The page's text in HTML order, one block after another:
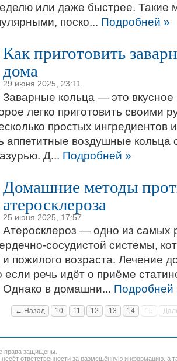
или даже быстрее. Такие
поско... Подробней »
Как приготовить
дома
29 июня 2025, 23:11
Заварные кольца — это
легко приготовить своими
простых ингредиентов
аппетитные воздушные
Д... Подробней »
Домашние методы
атеросклероза
25 июня 2025, 17:57
Атеросклероз — одно из самых
сосудистой системы,
пожилого возраста. Лечение
если речь идёт о приёме
Однако в домашни... Подробней
← Назад 10 11 12 13 14 15
права защищены.
ответственности за размещённую информацию, а